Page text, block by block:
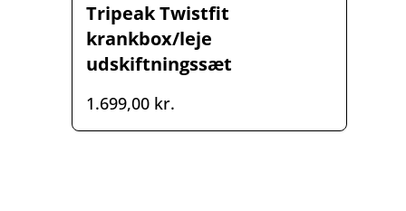
Tripeak Twistfit
krankbox/leje
udskiftningssæt
1.699,00 kr.